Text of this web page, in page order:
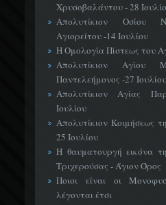
Χρυσοβαλάντου - 28
Απολυτίκιον Οσίου
Αγιορείτου -14 Ιουλίου
Η Ομολογία Πίστεως του
Απολυτίκιον Αγίου
Παντελεήμονος -27 Ιουλίου
Απολυτίκιον Αγίας
Ιουλίου
Απολυτίκιον Κοιμήσεως
25 Ιουλίου
Η θαυματουργή εικόνα
Τριχερούσας - Άγιον Όρος
Ποιοι είναι οι
λέγονται έτσι